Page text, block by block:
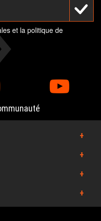
et lapolitique de